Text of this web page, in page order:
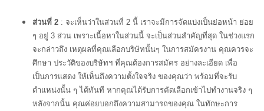
ส่วนที่ 2 : จะเห็นว่าในส่วนที่ 2 นี้ เราจะมีการจัดแบ่งเป็นย่อหน้า ย่อย
ๆ อยู่ 3 ส่วน เพราะเนื้อหาในส่วนนี้ จะเป็นส่วนสำคัญที่สุด ในช่วงแรก
จะกล่าวถึง เหตุผลที่คุณเลือกบริษัทนั้นๆ ในการสมัครงาน คุณควรจะ
ศึกษา ประวัติของบริษัทฯ ที่คุณต้องการสมัคร อย่างละเอียด เพื่อ
เป็นการแสดง ให้เห็นถึงความตั้งใจจริง ของคุณว่า พร้อมที่จะรับ
ตำแหน่งนั้น ๆ ได้ทันที หากคุณได้รับการคัดเลือกเข้าไปทำงานจริง ๆ
หลังจากนั้น คุณค่อยบอกถึงความสามารถของคุณ ในทักษะการ